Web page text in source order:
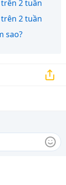
2 tuần
2 tuần
sao?